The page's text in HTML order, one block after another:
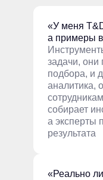
«У меня
а примеры
задачи,
подбора, и
аналитика,
собирает
а эксперты
результата
«Реально